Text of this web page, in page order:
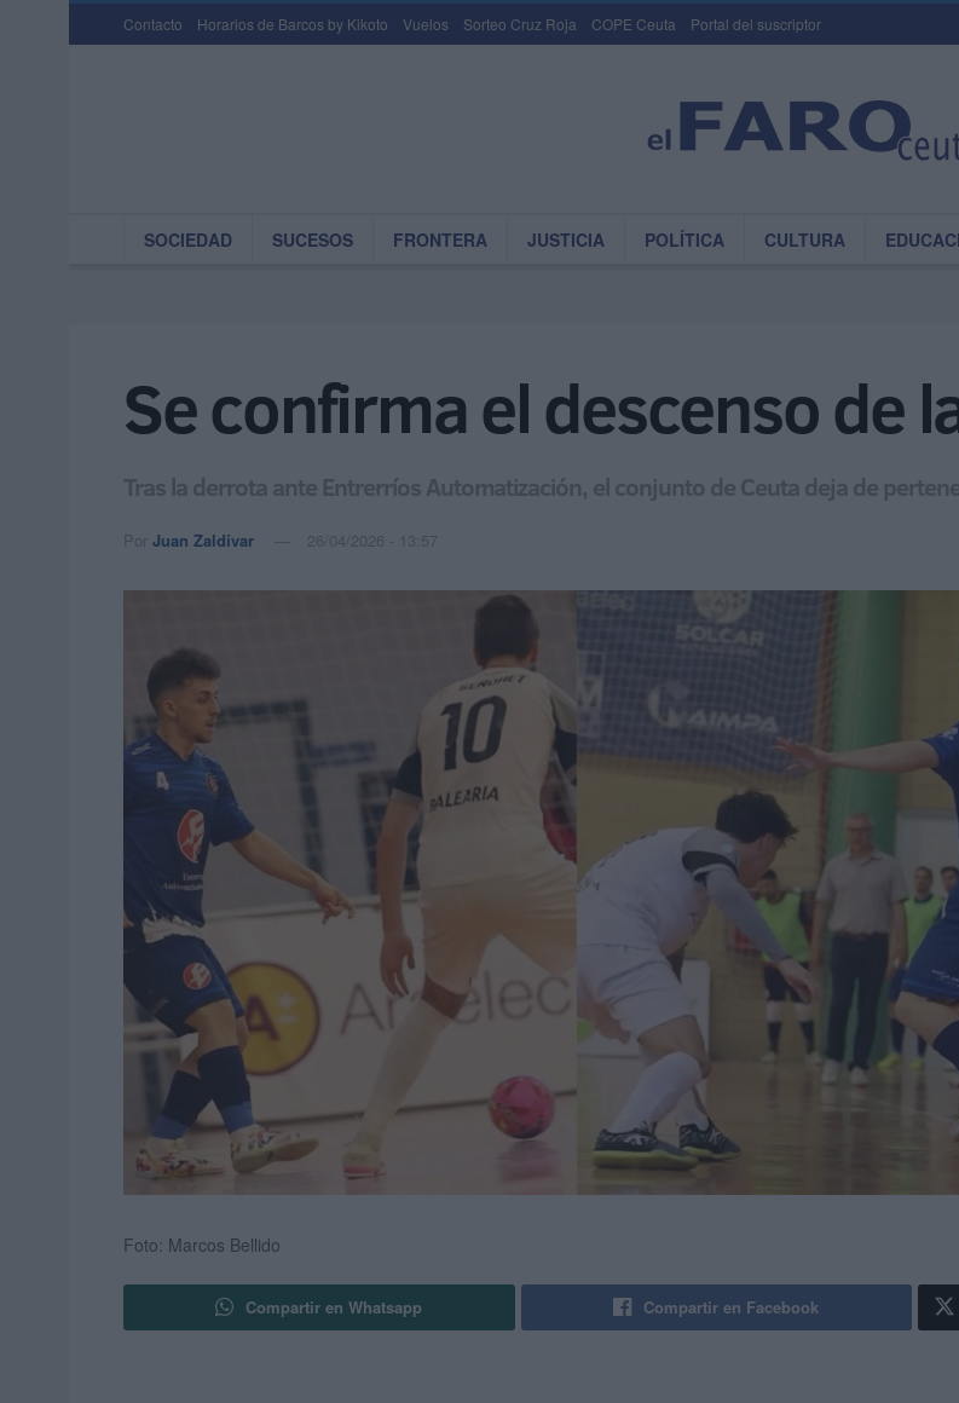
Contacto Horarios de Barcos by Kikoto Vuelos Sorteo Cruz Roja COPE Ceuta Portal del suscriptor
SOCIEDAD SUCESOS FRONTERA JUSTICIA POLÍTICA CULTURA
Se confirma el descenso de
Tras la derrota ante Entrerríos Automatización, el conjunto de Ceuta deja de
Por Juan Zaldívar 26/04/2026 - 13:57
Foto: Marcos Bellido
Compartir en Whatsapp Compartir en Facebook